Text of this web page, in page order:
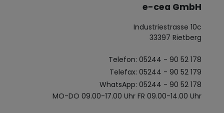
e-cea GmbH
Industriestrasse 10c
33397 Rietberg
Telefon: 05244 - 90 52 178
Telefax: 05244 - 90 52 179
WhatsApp: 05244 - 90 52 178
MO-DO 09.00-17.00 Uhr FR 09.00-14.00 Uhr